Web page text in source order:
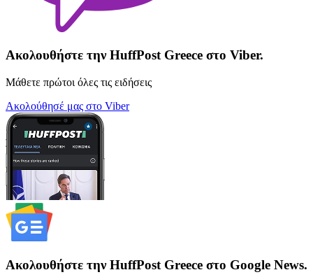
Ακολουθήστε την HuffPost Greece στο Viber.
Μάθετε πρώτοι όλες τις ειδήσεις
Ακολούθησέ μας στο Viber
Ακολουθήστε την HuffPost Greece στο Google News.